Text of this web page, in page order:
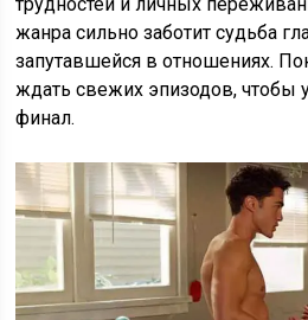
жанра сильно заботит судьба
запутавшейся в отношениях.
ждать свежих эпизодов, чтобы
финал.